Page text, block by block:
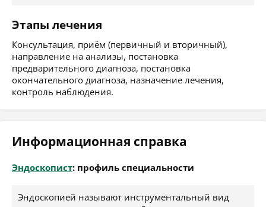
Этапы лечения
Консультация, приём (первичный и вторичный),
направление на анализы, постановка
предварительного диагноза, постановка
окончательного диагноза, назначение лечения,
контроль наблюдения.
Информационная справка
Эндоскопист: профиль специальности
Эндоскопией называют инструментальный вид